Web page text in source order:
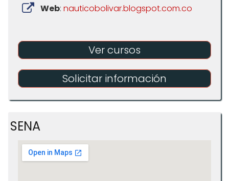
Web: nauticobolivar.blogspot.com.co
Ver cursos
Solicitar información
SENA